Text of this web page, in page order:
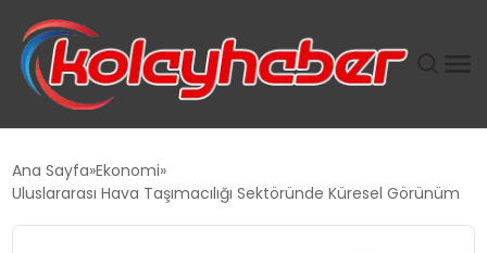
Ana Sayfa Ekonomi
Uluslararası Hava Taşımacılığı Sektöründe Küresel Görünüm